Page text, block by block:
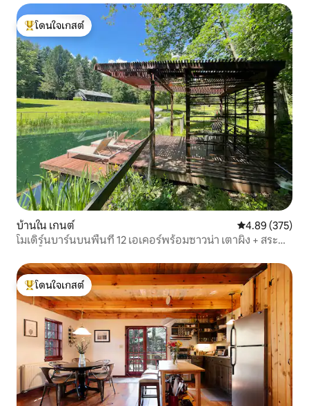
โดนใจเกสต์ที่สุด
โดนใจเกสต์
บ้านใน เกนต์ คะแนนเฉลี่ย
4.89 (375)
โมเดิร์นบาร์นบนพื้นที่ 12 เอเคอร์พร้อมซาวน่า เตาผิง + สระ
โดนใจเกสต์ที่สุด
โดนใจเกสต์